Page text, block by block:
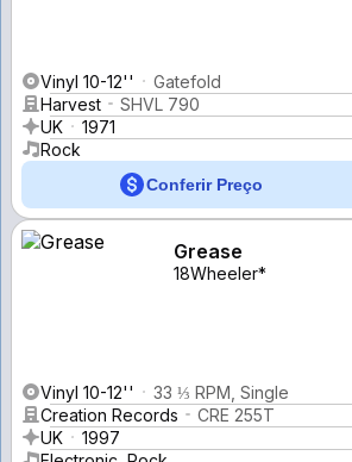
Vinyl 10-12''
Gatefold
Harvest
SHVL 790
UK
1971
Rock
Conferir Preço
Grease
18Wheeler*
Vinyl 10-12''
33 ⅓ RPM, Single
Creation Records
CRE 255T
UK
1997